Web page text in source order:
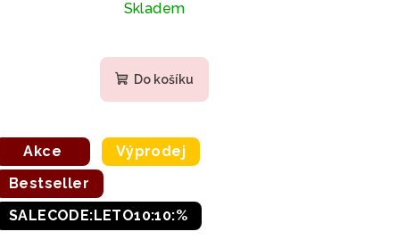
Skladem
hodnocení
produktu
je
z
5
Do košíku
Akce
Výprodej
Bestseller
SALECODE:LETO10:10:%